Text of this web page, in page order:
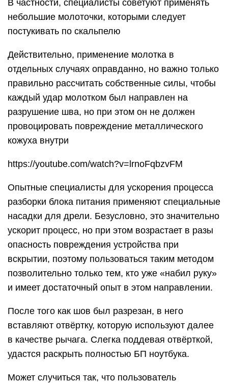
В частности, специалисты советуют применять
небольшие молоточки, которыми следует
постукивать по скальпелю
Действительно, применение молотка в
отдельных случаях оправданно, но важно только
правильно рассчитать собственные силы, чтобы
каждый удар молотком был направлен на
разрушение шва, но при этом он не должен
провоцировать повреждение металлического
кожуха внутри
https://youtube.com/watch?v=lrnoFqbzvFM
Опытные специалисты для ускорения процесса
разборки блока питания применяют специальные
насадки для дрели. Безусловно, это значительно
ускорит процесс, но при этом возрастает в разы
опасность повреждения устройства при
вскрытии, поэтому пользоваться таким методом
позволительно только тем, кто уже «набил руку»
и имеет достаточный опыт в этом направлении.
После того как шов был разрезан, в него
вставляют отвёртку, которую используют далее
в качестве рычага. Слегка поддевая отвёрткой,
удастся раскрыть полностью БП ноутбука.
Может случиться так, что пользователь